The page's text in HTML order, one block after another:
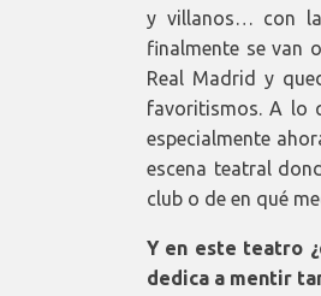
y villanos… con
finalmente se van
Real Madrid y
favoritismos. A lo
especialmente
escena teatral
club o de en qué
Y en este teatro
dedica a mentir